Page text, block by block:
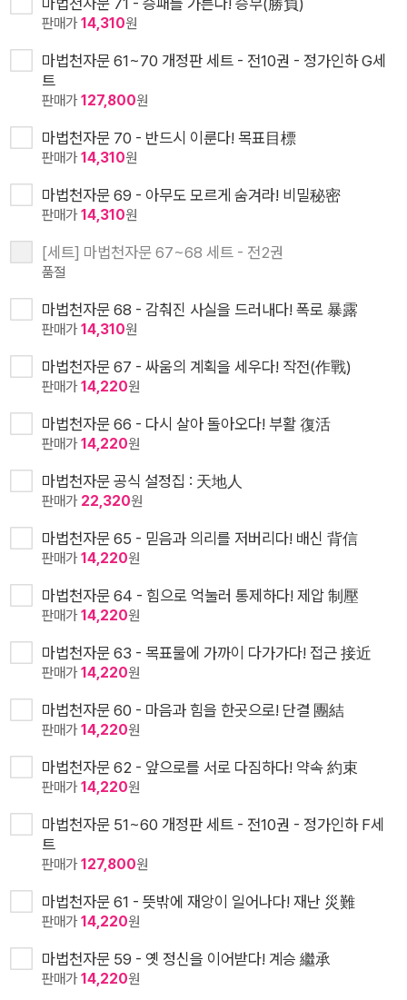
판매가14,310원
마법천자문 61~70 개정판 세트 - 전10권 - 정가인하 G세
트
판매가127,800원
마법천자문 70 - 반드시 이룬다! 목표目標
판매가14,310원
마법천자문 69 - 아무도 모르게 숨겨라! 비밀秘密
판매가14,310원
[세트] 마법천자문 67~68 세트 - 전2권
품절
마법천자문 68 - 감춰진 사실을 드러내다! 폭로 暴露
판매가14,310원
마법천자문 67 - 싸움의 계획을 세우다! 작전(作戰)
판매가14,220원
마법천자문 66 - 다시 살아 돌아오다! 부활 復活
판매가14,220원
마법천자문 공식 설정집 : 天地人
판매가 22,320원
마법천자문 65 - 믿음과 의리를 저버리다! 배신 背信
판매가14,220원
마법천자문 64 - 힘으로 억눌러 통제하다! 제압 制壓
판매가14,220원
마법천자문 63 - 목표물에 가까이 다가가다! 접근 接近
판매가14,220원
마법천자문 60 - 마음과 힘을 한곳으로! 단결 團結
판매가14,220원
마법천자문 62 - 앞으로를 서로 다짐하다! 약속 約束
판매가14,220원
마법천자문 51~60 개정판 세트 - 전10권 - 정가인하 F세
트
판매가127,800원
마법천자문 61 - 뜻밖에 재앙이 일어나다! 재난 災難
판매가14,220원
마법천자문 59 - 옛 정신을 이어받다! 계승 繼承
판매가14,220원